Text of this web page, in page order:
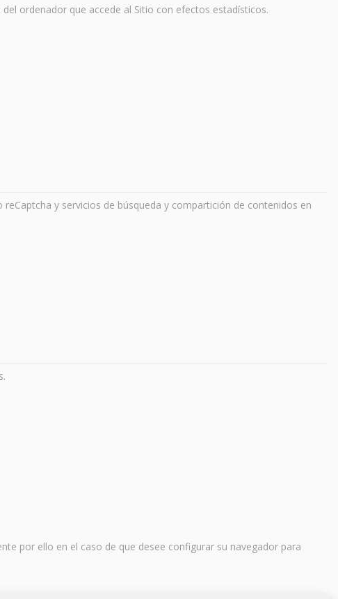
ordenador que accede al Sitio con efectos estadísticos.
y servicios de búsqueda y compartición de contenidos en
por ello en el caso de que desee configurar su navegador para